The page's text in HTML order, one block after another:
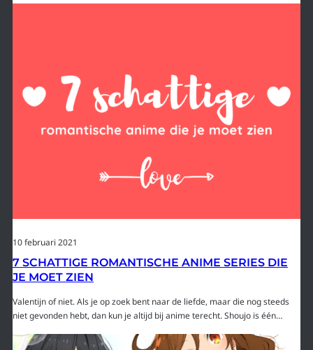
10 februari 2021
7 SCHATTIGE ROMANTISCHE ANIME SERIES DIE
JE MOET ZIEN
Valentijn of niet. Als je op zoek bent naar de liefde, maar die nog steeds
niet gevonden hebt, dan kun je altijd bij anime terecht. Shoujo is één…